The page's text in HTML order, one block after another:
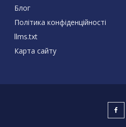
Блог
Політика конфіденційності
llms.txt
Карта сайту